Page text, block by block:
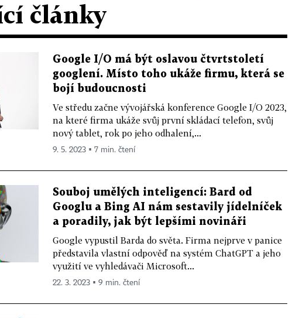
články
Google I/O má být oslavou čtvrtstoletí
googlení. Místo toho ukáže firmu, která se
bojí budoucnosti
Ve středu začne vývojářská konference Google I/O 2023,
na které firma ukáže svůj první skládací telefon, svůj
nový tablet, rok po jeho odhalení,...
9. 5. 2023 ▪ 7 min. čtení
Souboj umělých inteligencí: Bard od
Googlu a Bing AI nám sestavily jídelníček
a poradily, jak být lepšími novináři
Google vypustil Barda do světa. Firma nejprve v panice
představila vlastní odpověď na systém ChatGPT a jeho
využití ve vyhledávači Microsoft...
22. 3. 2023 ▪ 9 min. čtení